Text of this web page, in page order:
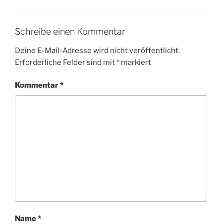
Schreibe einen Kommentar
Deine E-Mail-Adresse wird nicht veröffentlicht.
Erforderliche Felder sind mit* markiert
Kommentar*
Name*